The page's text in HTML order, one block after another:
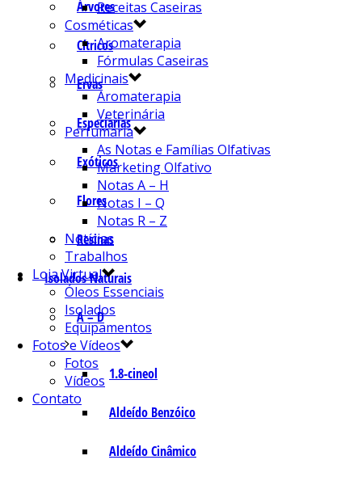
Árvores
Cítricos
Ervas
Especiarias
Exóticos
Flores
Resinas
Isolados Naturais
A – D
1.8-cineol
Aldeído Benzóico
Aldeído Cinâmico
Receitas Caseiras
Cosméticas
Aromaterapia
Fórmulas Caseiras
Medicinais
Aromaterapia
Veterinária
Perfumaria
As Notas e Famílias Olfativas
Marketing Olfativo
Notas A – H
Notas I – Q
Notas R – Z
Notícias
Trabalhos
Loja Virtual
Óleos Essenciais
Isolados
Equipamentos
Fotos e Vídeos
Fotos
Vídeos
Contato